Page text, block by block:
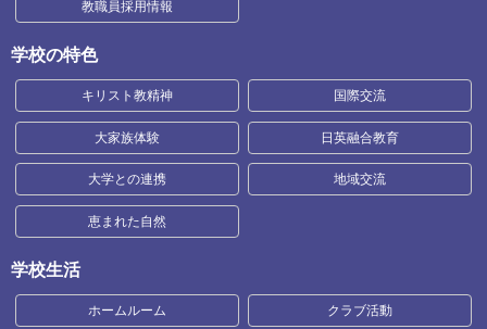
教職員採用情報
学校の特色
キリスト教精神 国際交流
大家族体験 日英融合教育
大学との連携 地域交流
恵まれた自然
学校生活
ホームルーム クラブ活動